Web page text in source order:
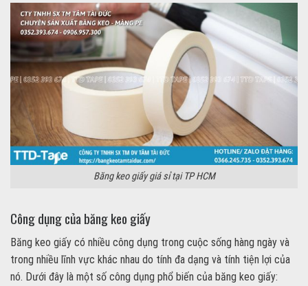
Băng keo giấy giá sỉ tại TP HCM
Công dụng của băng keo giấy
Băng keo giấy có nhiều công dụng trong cuộc sống hàng ngày và
trong nhiều lĩnh vực khác nhau do tính đa dạng và tính tiện lợi của
nó. Dưới đây là một số công dụng phổ biến của băng keo giấy: